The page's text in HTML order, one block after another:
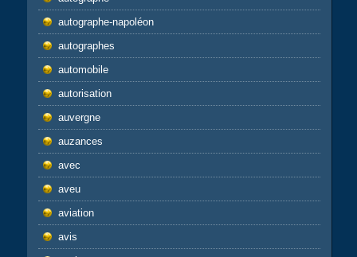
autographe-napoléon
autographes
automobile
autorisation
auvergne
auzances
avec
aveu
aviation
avis